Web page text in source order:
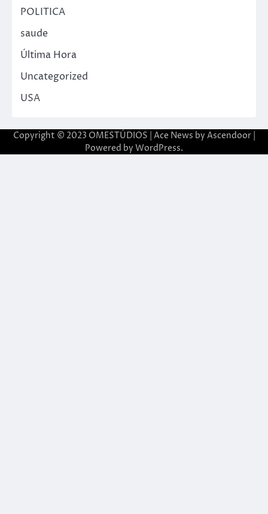
POLITICA
saude
Última Hora
Uncategorized
USA
Copyright © 2023 OMESTÚDIOS | Ace News by Ascendoor|
Powered by WordPress.